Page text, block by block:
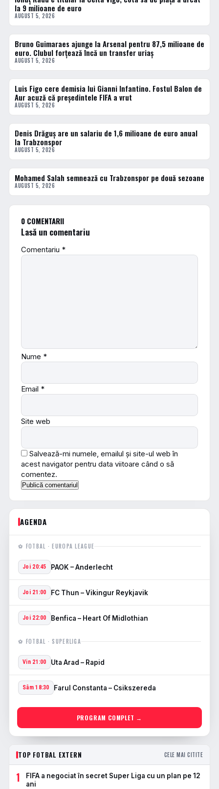
la 9 milioane de euro
AUGUST 5, 2026
FOTBAL EXTERN
Bruno Guimaraes ajunge la Arsenal pentru 87,5 milioane de
euro. Clubul forțează încă un transfer uriaș
AUGUST 5, 2026
FOTBAL EXTERN
Luis Figo cere demisia lui Gianni Infantino. Fostul Balon de
Aur acuză că președintele FIFA a vrut
AUGUST 5, 2026
FOTBAL EXTERN
Denis Drăguș are un salariu de 1,6 milioane de euro anual
la Trabzonspor
AUGUST 5, 2026
FOTBAL EXTERN
Mohamed Salah semnează cu Trabzonspor pe două sezoane
AUGUST 5, 2026
0 COMENTARII
Lasă un comentariu
Comentariu *
Nume *
Email *
Site web
Salvează-mi numele, emailul și site-ul web în
acest navigator pentru data viitoare când o să
comentez.
AGENDA
⚽ FOTBAL · EUROPA LEAGUE
Joi 20:45 PAOK – Anderlecht
Joi 21:00 FC Thun – Vikingur Reykjavik
Joi 22:00 Benfica – Heart Of Midlothian
⚽ FOTBAL · SUPERLIGA
Vin 21:00 Uta Arad – Rapid
Sâm 18:30 Farul Constanta – Csikszereda
PROGRAM COMPLET →
TOP FOTBAL EXTERN CELE MAI CITITE
1
FIFA a negociat în secret Super Liga cu un plan pe 12
ani